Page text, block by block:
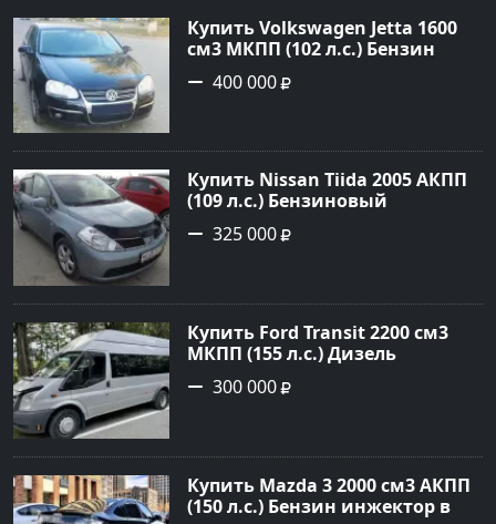
Купить Volkswagen Jetta 1600
см3 МКПП (102 л.с.) Бензин
инжектор в Краснодар: цвет
черный Седан 2010 года по
Авторынок23
400 000
Купить Nissan Tiida 2005 АКПП
(109 л.с.) Бензиновый
Новороссийск цвет голубой
металик Хетчбэк 2005 года по
Авторынок23
325 000
Купить Ford Transit 2200 см3
МКПП (155 л.с.) Дизель
турбонаддув в Тбилисская :
цвет Серебряный Фургон 2014
Авторынок23
300 000
Купить Mazda 3 2000 см3 АКПП
(150 л.с.) Бензин инжектор в